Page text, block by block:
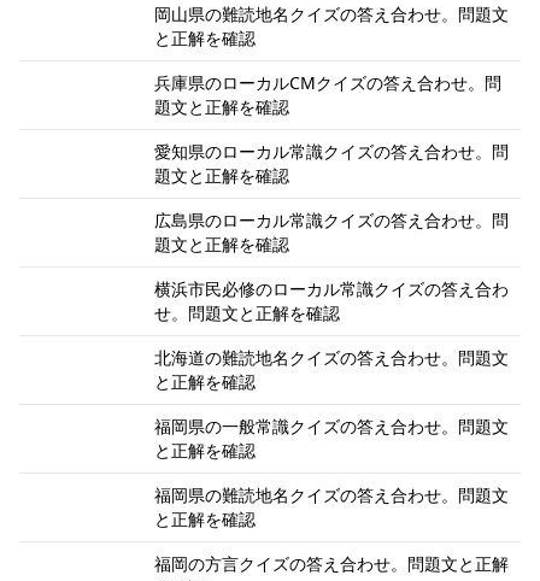
岡山県の難読地名クイズの答え合わせ。問題文
と正解を確認
兵庫県のローカルCMクイズの答え合わせ。問
題文と正解を確認
愛知県のローカル常識クイズの答え合わせ。問
題文と正解を確認
広島県のローカル常識クイズの答え合わせ。問
題文と正解を確認
横浜市民必修のローカル常識クイズの答え合わ
せ。問題文と正解を確認
北海道の難読地名クイズの答え合わせ。問題文
と正解を確認
福岡県の一般常識クイズの答え合わせ。問題文
と正解を確認
福岡県の難読地名クイズの答え合わせ。問題文
と正解を確認
福岡の方言クイズの答え合わせ。問題文と正解